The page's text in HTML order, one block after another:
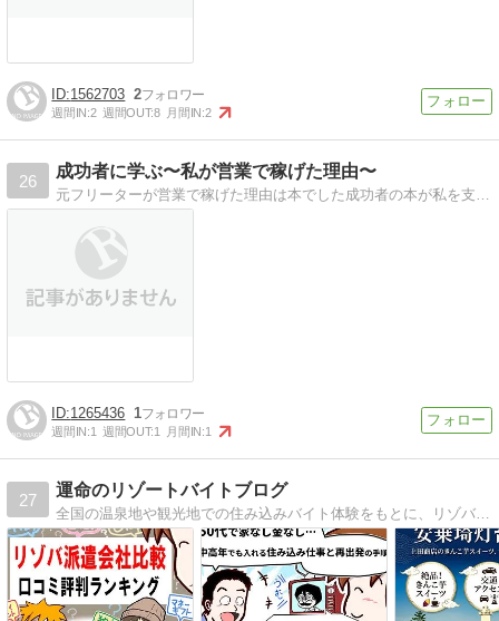
1562703 2
週間IN:2 週間OUT:8 月間IN:2
26
成功者に学ぶ〜私が営業で稼げた理由〜
1265436 1
週間IN:1 週間OUT:1 月間IN:1
27
運命のリゾートバイトブログ
全国の温泉地や観光地での住み込みバイト体験をもとに、リゾバの魅力や口コミ、派遣会社の比較情報を発信。未経験歓迎、寮費・光熱費無料で稼げる働き方を紹介。7年以上の継続発信とWEB業界20年の経験を活かし、信頼性ある記事を届けています。